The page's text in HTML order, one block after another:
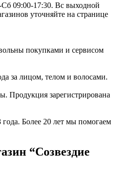
09:00-17:30. Вс выходной
уточняйте на странице
покупками и сервисом
за лицом, телом и волосами.
Продукция зарегистрирована
Более 20 лет мы помогаем
“Созвездие